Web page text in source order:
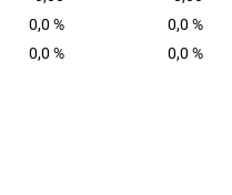
0,0 % 0,0 %
0,0 % 0,0 %